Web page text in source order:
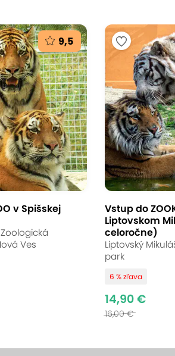
9,5
v Spišskej
Ves
Vstup do
Liptovskom
celoročne)
Liptovský
park
6 % zľava
14,90 €
16,00 €